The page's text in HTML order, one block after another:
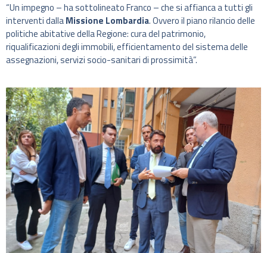
“Un impegno – ha sottolineato Franco – che si affianca a tutti gli
interventi dallaMissione Lombardia. Ovvero il piano rilancio delle
politiche abitative della Regione: cura del patrimonio,
riqualificazioni degli immobili, efficientamento del sistema delle
assegnazioni, servizi socio-sanitari di prossimità”.